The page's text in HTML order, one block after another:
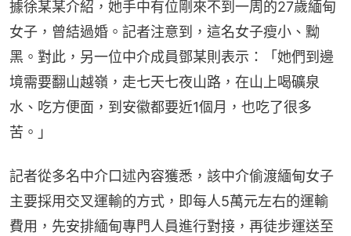
據徐某某介紹，她手中有位剛來不到一周的27歲緬甸
女子，曾結過婚。記者注意到，這名女子瘦小、黝
黑。對此，另一位中介成員鄧某則表示：「她們到邊
境需要翻山越嶺，走七天七夜山路，在山上喝礦泉
水、吃方便面，到安徽都要近1個月，也吃了很多
苦。」
記者從多名中介口述內容獲悉，該中介偷渡緬甸女子
主要採用交叉運輸的方式，即每人5萬元左右的運輸
費用，先安排緬甸專門人員進行對接，再徒步運送至